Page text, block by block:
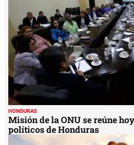
HONDURAS
Misión de la ONU se reúne
políticos de Honduras